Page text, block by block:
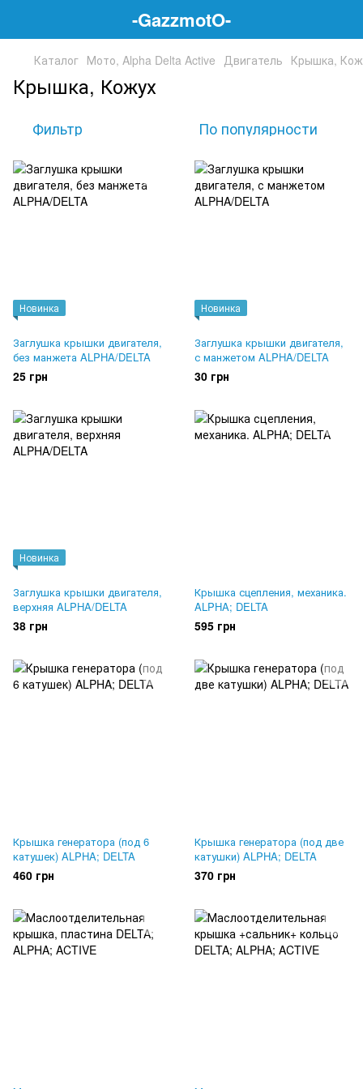
-GazzmotO-
Каталог Мото, Alpha Delta Active Двигатель Крышка,
Крышка, Кожух
Фильтр По популярности
Новинка
Заглушка крышки двигателя,
без манжета ALPHA/DELTA
25 грн
Новинка
Заглушка крышки двигателя,
с манжетом ALPHA/DELTA
30 грн
Новинка
Заглушка крышки двигателя,
верхняя ALPHA/DELTA
38 грн
Крышка сцепления, механика.
ALPHA; DELTA
595 грн
Крышка генератора (под 6
катушек) ALPHA; DELTA
460 грн
Крышка генератора (под две
катушки) ALPHA; DELTA
370 грн